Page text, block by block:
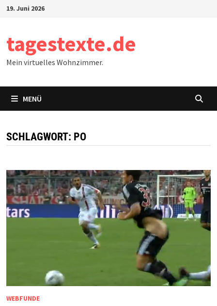
Zum19. Juni 2026
tagestexte.de
Mein virtuelles Wohnzimmer.
MENÜ
SCHLAGWORT: PO
WEBFUNDE